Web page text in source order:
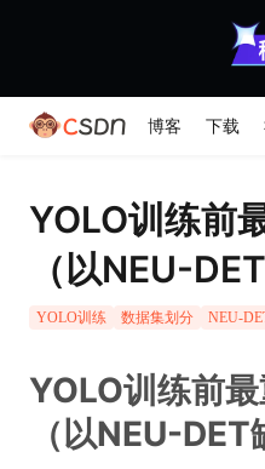
博客 下载
YOLO训练前
（以NEU-
YOLO训练 数据集划分 NEU-
YOLO训练前
（以NEU-DET